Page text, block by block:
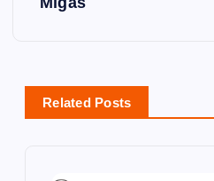
a
v
Related Posts